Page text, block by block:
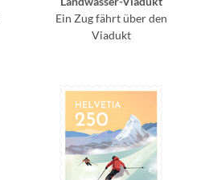
Ein Zug fährt über den
Viadukt